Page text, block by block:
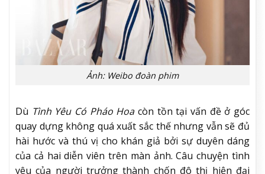
Ảnh: Weibo đoàn phim
Dù Tình Yêu Có Pháo Hoacòn tồn tại vấn đề ở góc
quay dựng không quá xuất sắc thế nhưng vẫn sẽ đủ
hài hước và thú vị cho khán giả bởi sự duyên dáng
của cả hai diễn viên trên màn ảnh. Câu chuyện tình
yêu của người trưởng thành chốn đô thị hiện đại